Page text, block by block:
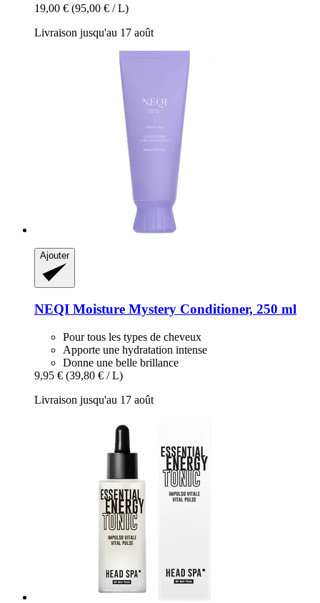
19,00 € (95,00 € / L)
Livraison jusqu'au 17 août
Ajouter
NEQI Moisture Mystery Conditioner, 250 ml
Pour tous les types de cheveux
Apporte une hydratation intense
Donne une belle brillance
9,95 € (39,80 € / L)
Livraison jusqu'au 17 août